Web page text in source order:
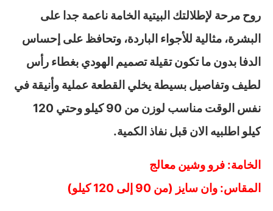
روح مرحة لإطلالتك البيتية الخامة ناعمة جدا على
البشرة، مثالية للأجواء الباردة، وتحافظ على إحساس
الدفا بدون ما تكون تقيلة تصميم الهودي بغطاء رأس
لطيف وتفاصيل بسيطة يخلي القطعة عملية وأنيقة في
نفس الوقت مناسب لوزن من 90 كيلو وحتي 120
كيلو اطلبيه الان قبل نفاذ الكمية.
الخامة: فرو وشين معالج
المقاس: وان سايز (من 90 إلى 120 كيلو)